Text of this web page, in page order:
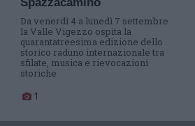
Da venerdì 4 a lunedì 7 settembre
la Valle Vigezzo ospita la
quarantatreesima edizione dello
storico raduno internazionale tra
sfilate, musica e rievocazioni
storiche
1